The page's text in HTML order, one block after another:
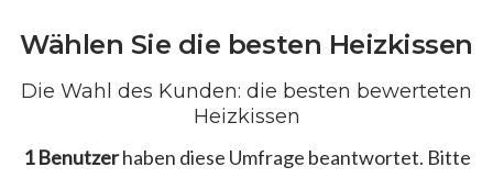
Wählen Sie die besten Heizkissen
Die Wahl des Kunden: die besten bewerteten
Heizkissen
1 Benutzerhaben diese Umfrage beantwortet. Bitte